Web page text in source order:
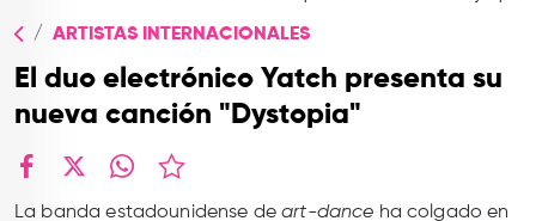
CONTACTO
ARTISTAS INTERNACIONALES
El duo electrónico Yatch presenta su
nueva canción "Dystopia"
La banda estadounidense deart-dance ha colgado en